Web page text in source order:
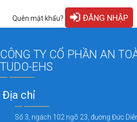
Quên mật khẩu?
CÔNG TY CỔ PHẦN AN
TUDO-EHS
Địa chỉ
Số 3, ngách 102 ngõ 23, đường Đức